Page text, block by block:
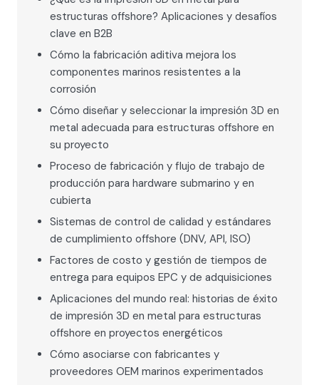
estructuras offshore? Aplicaciones y desafíos
clave en B2B
Cómo la fabricación aditiva mejora los
componentes marinos resistentes a la
corrosión
Cómo diseñar y seleccionar la impresión 3D en
metal adecuada para estructuras offshore en
su proyecto
Proceso de fabricación y flujo de trabajo de
producción para hardware submarino y en
cubierta
Sistemas de control de calidad y estándares
de cumplimiento offshore (DNV, API, ISO)
Factores de costo y gestión de tiempos de
entrega para equipos EPC y de adquisiciones
Aplicaciones del mundo real: historias de éxito
de impresión 3D en metal para estructuras
offshore en proyectos energéticos
Cómo asociarse con fabricantes y
proveedores OEM marinos experimentados